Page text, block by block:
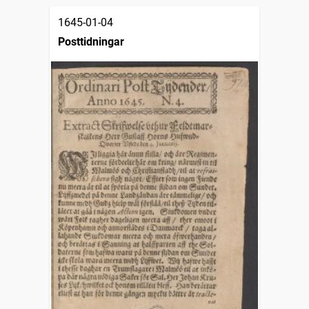
1645-01-04
Posttidningar